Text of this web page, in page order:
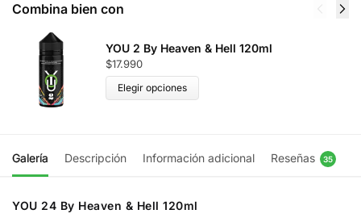
Combina bien con
YOU 2 By Heaven & Hell 120ml
$17.990
Elegir opciones
Galería Descripción Información adicional Reseñas 35
YOU 24 By Heaven & Hell 120ml